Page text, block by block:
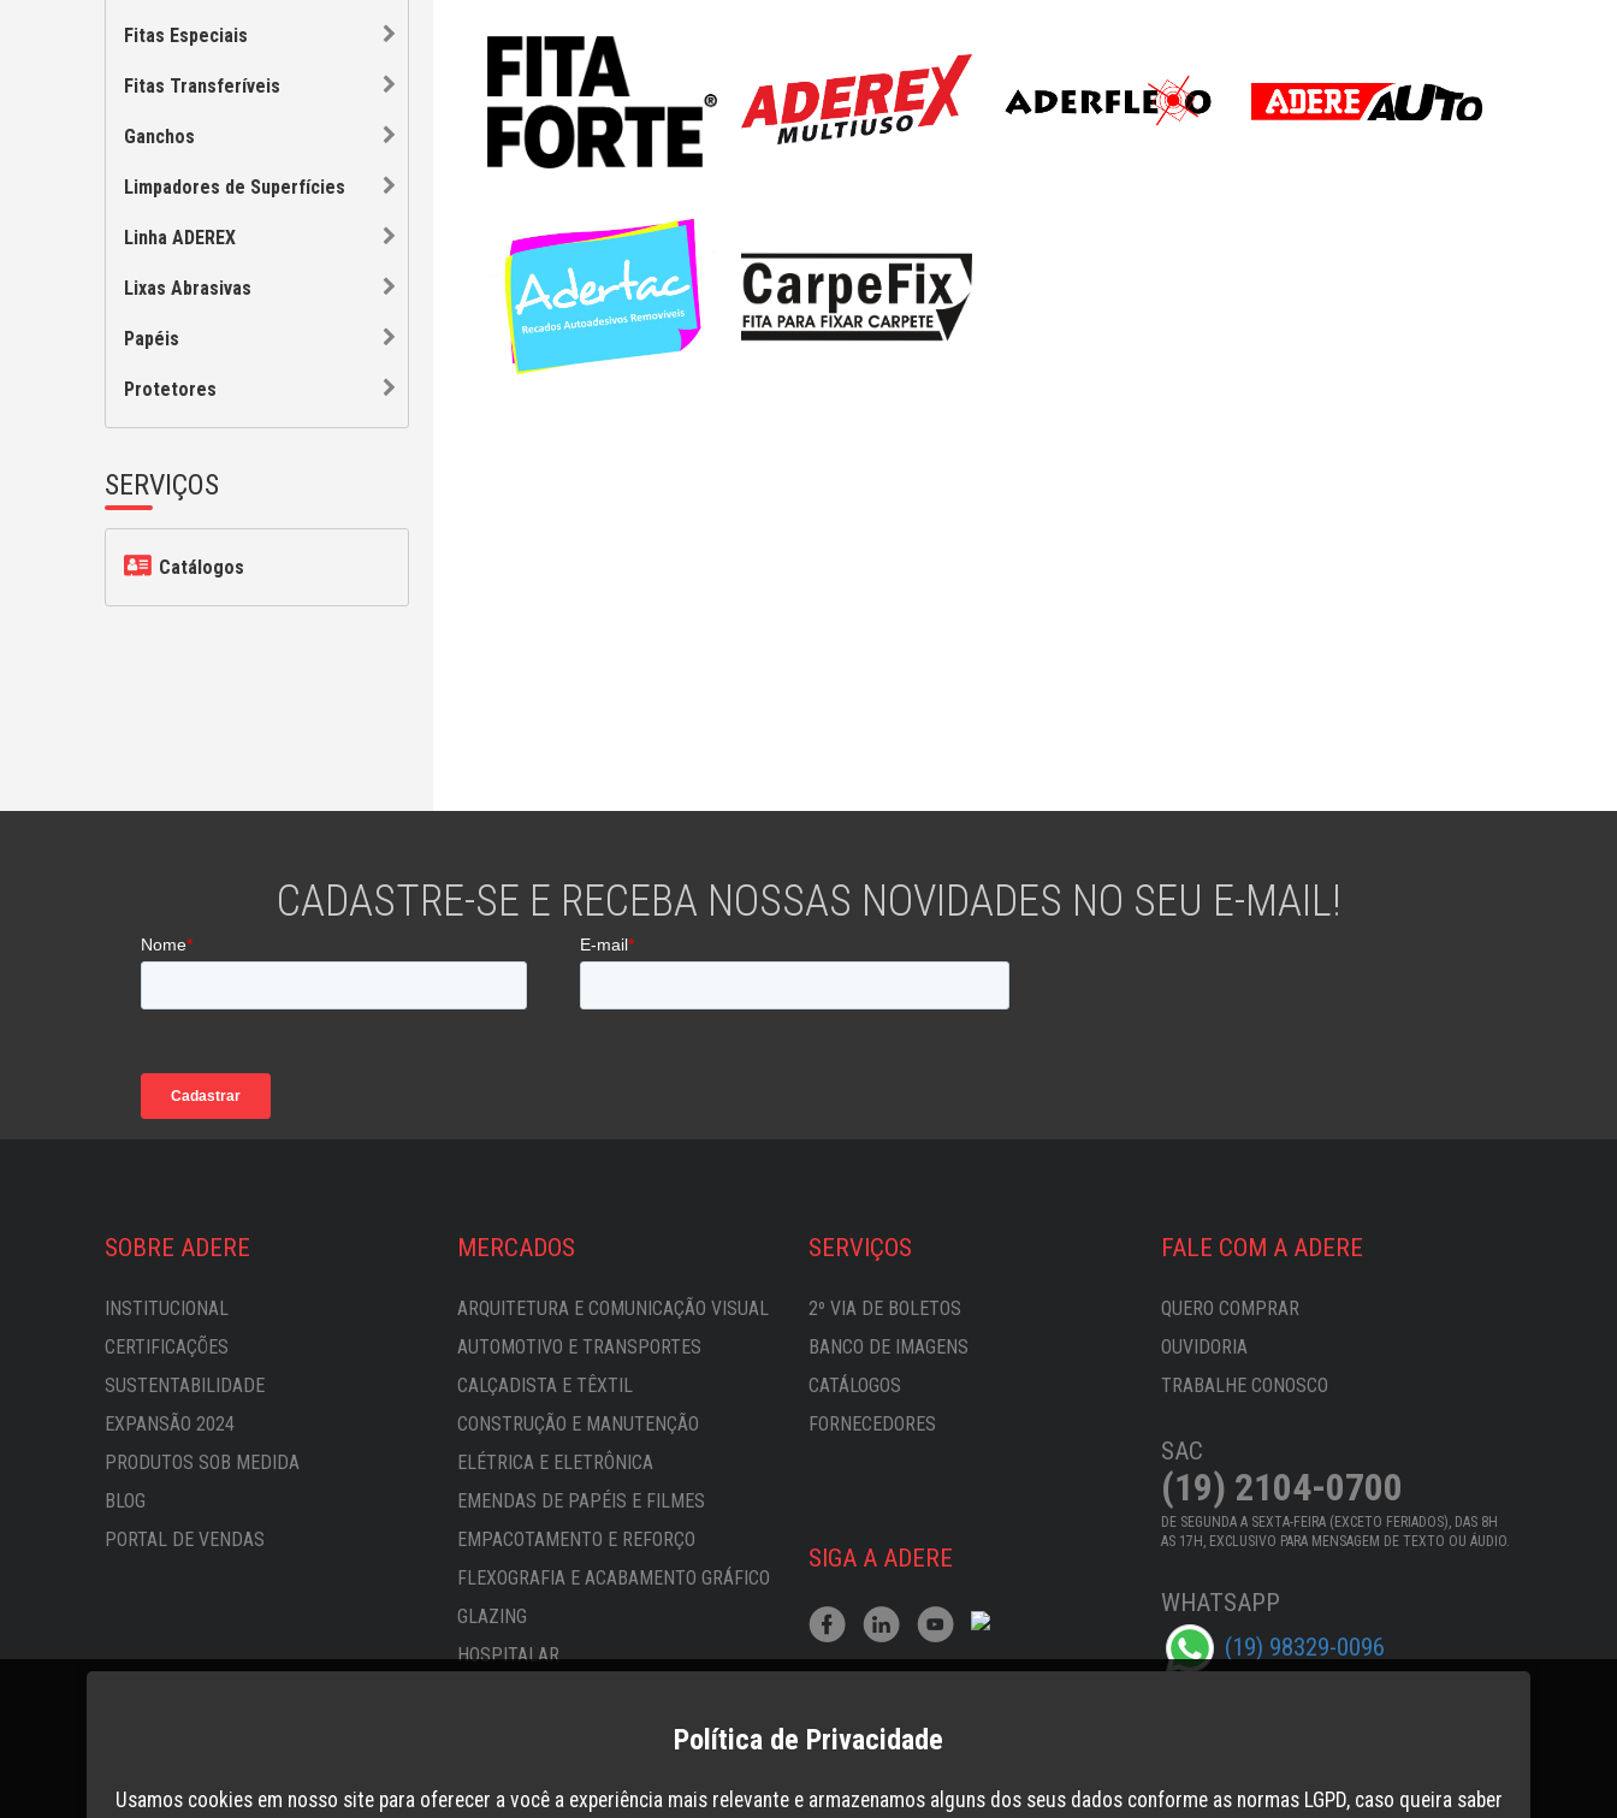
Fitas Especiais
Fitas Transferíveis
Ganchos
Limpadores de Superfícies
Linha ADEREX
Lixas Abrasivas
Papéis
Protetores
SERVIÇOS
Catálogos
CADASTRE-SE E RECEBA NOSSAS NOVIDADES NO SEU E-MAIL!
SOBRE ADERE
INSTITUCIONAL
CERTIFICAÇÕES
SUSTENTABILIDADE
EXPANSÃO 2024
PRODUTOS SOB MEDIDA
BLOG
PORTAL DE VENDAS
MERCADOS
ARQUITETURA E COMUNICAÇÃO VISUAL
AUTOMOTIVO E TRANSPORTES
CALÇADISTA E TÊXTIL
CONSTRUÇÃO E MANUTENÇÃO
ELÉTRICA E ELETRÔNICA
EMENDAS DE PAPÉIS E FILMES
EMPACOTAMENTO E REFORÇO
FLEXOGRAFIA E ACABAMENTO GRÁFICO
GLAZING
HOSPITALAR
SERVIÇOS
2º VIA DE BOLETOS
BANCO DE IMAGENS
CATÁLOGOS
FORNECEDORES
SIGA A ADERE
FALE COM A ADERE
QUERO COMPRAR
OUVIDORIA
TRABALHE CONOSCO
SAC
(19) 2104-0700
DE SEGUNDA A SEXTA-FEIRA (EXCETO FERIADOS), DAS 8H
AS 17H, EXCLUSIVO PARA MENSAGEM DE TEXTO OU ÁUDIO.
WHATSAPP
(19) 98329-0096
Política de Privacidade
Usamos cookies em nosso site para oferecer a você a experiência mais relevante e armazenamos alguns dos seus dados conforme as normas LGPD, caso queira saber